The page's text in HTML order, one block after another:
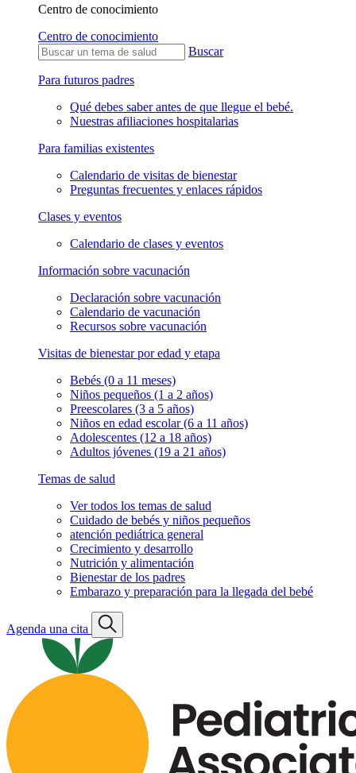
Centro de conocimiento
Centro de conocimiento
Buscar
Para futuros padres
Qué debes saber antes de que llegue el bebé.
Nuestras afiliaciones hospitalarias
Para familias existentes
Calendario de visitas de bienestar
Preguntas frecuentes y enlaces rápidos
Clases y eventos
Calendario de clases y eventos
Información sobre vacunación
Declaración sobre vacunación
Calendario de vacunación
Recursos sobre vacunación
Visitas de bienestar por edad y etapa
Bebés (0 a 11 meses)
Niños pequeños (1 a 2 años)
Preescolares (3 a 5 años)
Niños en edad escolar (6 a 11 años)
Adolescentes (12 a 18 años)
Adultos jóvenes (19 a 21 años)
Temas de salud
Ver todos los temas de salud
Cuidado de bebés y niños pequeños
atención pediátrica general
Crecimiento y desarrollo
Nutrición y alimentación
Bienestar de los padres
Embarazo y preparación para la llegada del bebé
Agenda una cita